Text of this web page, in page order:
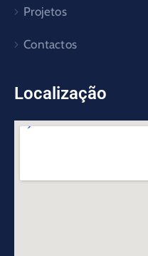
Projetos
Contactos
Localização